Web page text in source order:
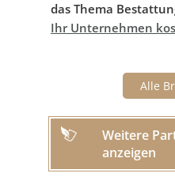
das Thema
Ihr Unternehmen
Alle
Weitere
anzeigen